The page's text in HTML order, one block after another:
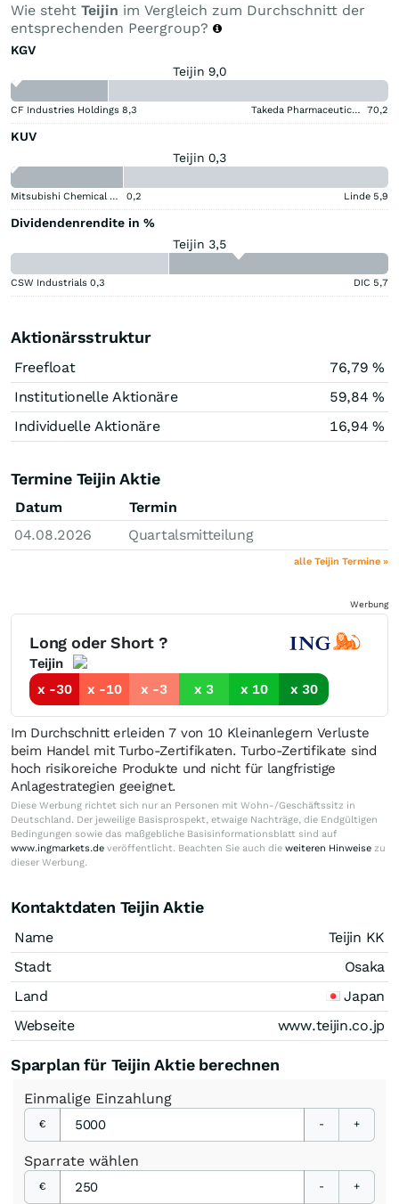
Wie steht Teijin im Vergleich zum Durchschnitt der
entsprechenden Peergroup?
KGV
Teijin 9,0
CF Industries Holdings 8,3 Takeda Pharmaceutical Aktie 70,2
KUV
Teijin 0,3
Mitsubishi Chemical Group Corporation 0,2 Linde 5,9
Dividendenrendite in %
Teijin 3,5
CSW Industrials 0,3 DIC 5,7
Aktionärsstruktur
Freefloat
76,79 %
Institutionelle Aktionäre
59,84 %
Individuelle Aktionäre
16,94 %
Termine Teijin Aktie
Datum
Termin
04.08.2026
Quartalsmitteilung
alle Teijin Termine »
Werbung
Long oder Short ?
Teijin
x -30
x -10 x -3 x 3 x 10 x 30
Im Durchschnitt erleiden 7 von 10 Kleinanlegern Verluste
beim Handel mit Turbo-Zertifikaten. Turbo-Zertifikate sind
hoch risikoreiche Produkte und nicht für langfristige
Anlagestrategien geeignet.
Diese Werbung richtet sich nur an Personen mit Wohn-/Geschäftssitz in
Deutschland. Der jeweilige Basisprospekt, etwaige Nachträge, die Endgültigen
Bedingungen sowie das maßgebliche Basisinformationsblatt sind auf
www.ingmarkets.de veröffentlicht. Beachten Sie auch die weiteren Hinweise zu
dieser Werbung.
Kontaktdaten Teijin Aktie
Name
Teijin KK
Stadt
Osaka
Land
Japan
Webseite
www.teijin.co.jp
Sparplan für Teijin Aktie berechnen
Einmalige Einzahlung
€ - +
Sparrate wählen
€ - +